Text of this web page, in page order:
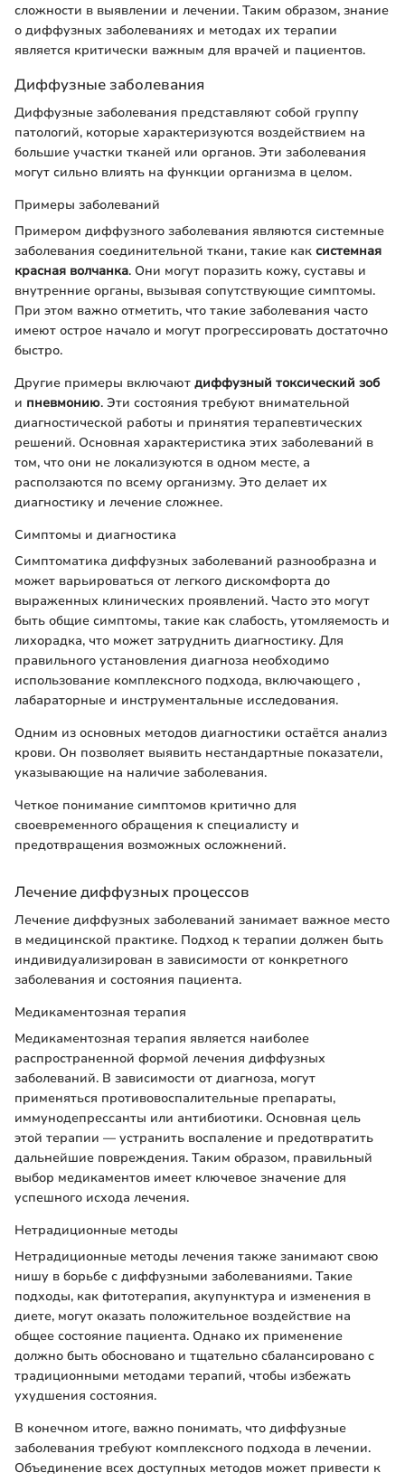
сложности в выявлении и лечении. Таким образом, знание
о диффузных заболеваниях и методах их терапии
является критически важным для врачей и пациентов.
Диффузные заболевания
Диффузные заболевания представляют собой группу
патологий, которые характеризуются воздействием на
большие участки тканей или органов. Эти заболевания
могут сильно влиять на функции организма в целом.
Примеры заболеваний
Примером диффузного заболевания являются системные
заболевания соединительной ткани, такие как системная
красная волчанка. Они могут поразить кожу, суставы и
внутренние органы, вызывая сопутствующие симптомы.
При этом важно отметить, что такие заболевания часто
имеют острое начало и могут прогрессировать достаточно
быстро.
Другие примеры включают диффузный токсический зоб
и пневмонию. Эти состояния требуют внимательной
диагностической работы и принятия терапевтических
решений. Основная характеристика этих заболеваний в
том, что они не локализуются в одном месте, а
расползаются по всему организму. Это делает их
диагностику и лечение сложнее.
Симптомы и диагностика
Симптоматика диффузных заболеваний разнообразна и
может варьироваться от легкого дискомфорта до
выраженных клинических проявлений. Часто это могут
быть общие симптомы, такие как слабость, утомляемость и
лихорадка, что может затруднить диагностику. Для
правильного установления диагноза необходимо
использование комплексного подхода, включающего ,
лабараторные и инструментальные исследования.
Одним из основных методов диагностики остаётся анализ
крови. Он позволяет выявить нестандартные показатели,
указывающие на наличие заболевания.
Четкое понимание симптомов критично для
своевременного обращения к специалисту и
предотвращения возможных осложнений.
Лечение диффузных процессов
Лечение диффузных заболеваний занимает важное место
в медицинской практике. Подход к терапии должен быть
индивидуализирован в зависимости от конкретного
заболевания и состояния пациента.
Медикаментозная терапия
Медикаментозная терапия является наиболее
распространенной формой лечения диффузных
заболеваний. В зависимости от диагноза, могут
применяться противовоспалительные препараты,
иммунодепрессанты или антибиотики. Основная цель
этой терапии — устранить воспаление и предотвратить
дальнейшие повреждения. Таким образом, правильный
выбор медикаментов имеет ключевое значение для
успешного исхода лечения.
Нетрадиционные методы
Нетрадиционные методы лечения также занимают свою
нишу в борьбе с диффузными заболеваниями. Такие
подходы, как фитотерапия, акупунктура и изменения в
диете, могут оказать положительное воздействие на
общее состояние пациента. Однако их применение
должно быть обосновано и тщательно сбалансировано с
традиционными методами терапий, чтобы избежать
ухудшения состояния.
В конечном итоге, важно понимать, что диффузные
заболевания требуют комплексного подхода в лечении.
Объединение всех доступных методов может привести к